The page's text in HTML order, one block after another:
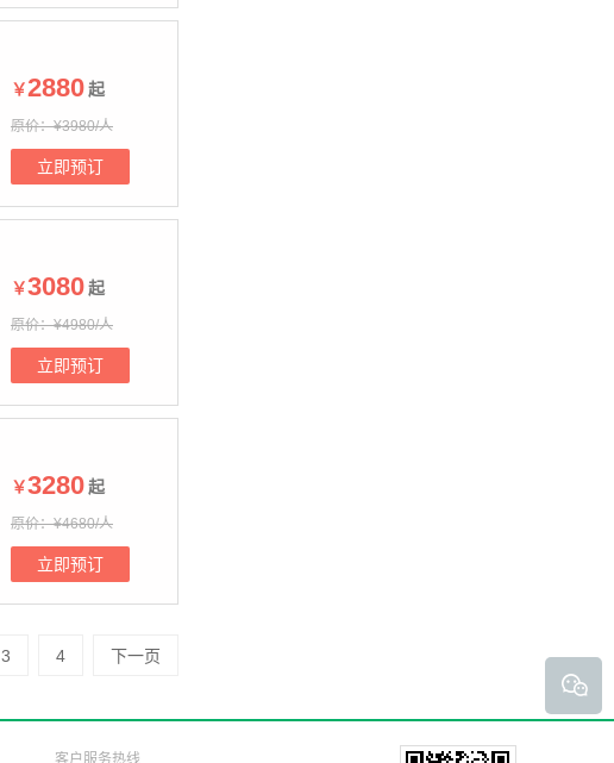
￥2880起
原价：¥3980/人
立即预订
￥3080起
原价：¥4980/人
立即预订
￥3280起
原价：¥4680/人
立即预订
3 4 下一页
客户服务热线